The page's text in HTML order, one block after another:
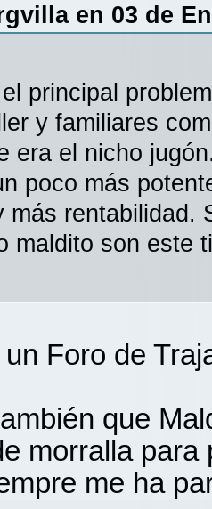
en 03 de
principal
y familiares
era el nicho
poco más
más rentabilidad.
maldito son este
Foro de
que
morralla
me ha